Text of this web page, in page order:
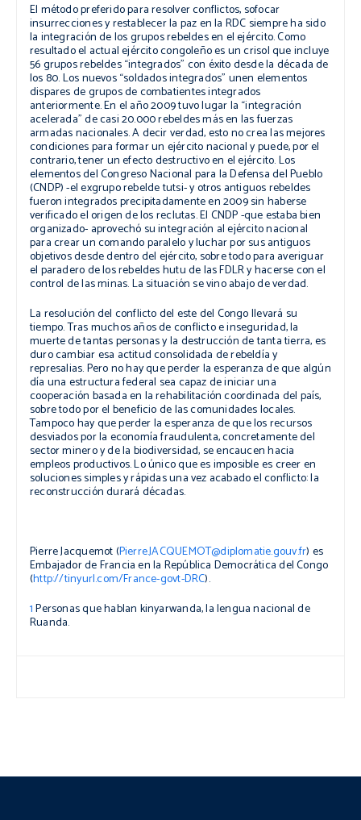
El método preferido para resolver conflictos, sofocar
insurrecciones y restablecer la paz en la RDC siempre ha sido
la integración de los grupos rebeldes en el ejército. Como
resultado el actual ejército congoleño es un crisol que incluye
56 grupos rebeldes “integrados” con éxito desde la década de
los 80. Los nuevos “soldados integrados” unen elementos
dispares de grupos de combatientes integrados
anteriormente. En el año 2009 tuvo lugar la “integración
acelerada” de casi 20.000 rebeldes más en las fuerzas
armadas nacionales. A decir verdad, esto no crea las mejores
condiciones para formar un ejército nacional y puede, por el
contrario, tener un efecto destructivo en el ejército. Los
elementos del Congreso Nacional para la Defensa del Pueblo
(CNDP) -el exgrupo rebelde tutsi- y otros antiguos rebeldes
fueron integrados precipitadamente en 2009 sin haberse
verificado el origen de los reclutas. El CNDP -que estaba bien
organizado- aprovechó su integración al ejército nacional
para crear un comando paralelo y luchar por sus antiguos
objetivos desde dentro del ejército, sobre todo para averiguar
el paradero de los rebeldes hutu de las FDLR y hacerse con el
control de las minas. La situación se vino abajo de verdad.
La resolución del conflicto del este del Congo llevará su
tiempo. Tras muchos años de conflicto e inseguridad, la
muerte de tantas personas y la destrucción de tanta tierra, es
duro cambiar esa actitud consolidada de rebeldía y
represalias. Pero no hay que perder la esperanza de que algún
día una estructura federal sea capaz de iniciar una
cooperación basada en la rehabilitación coordinada del país,
sobre todo por el beneficio de las comunidades locales.
Tampoco hay que perder la esperanza de que los recursos
desviados por la economía fraudulenta, concretamente del
sector minero y de la biodiversidad, se encaucen hacia
empleos productivos. Lo único que es imposible es creer en
soluciones simples y rápidas una vez acabado el conflicto: la
reconstrucción durará décadas.
Pierre Jacquemot (Pierre.JACQUEMOT@diplomatie.gouv.fr) es
Embajador de Francia en la República Democrática del Congo
(http://tinyurl.com/France-govt-DRC).
1Personas que hablan kinyarwanda, la lengua nacional de
Ruanda.